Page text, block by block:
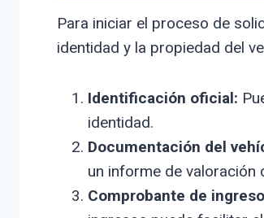
Para iniciar el proceso de
identidad y la propiedad del
Identificación oficial:
identidad.
Documentación del
un informe de valoración
Comprobante de